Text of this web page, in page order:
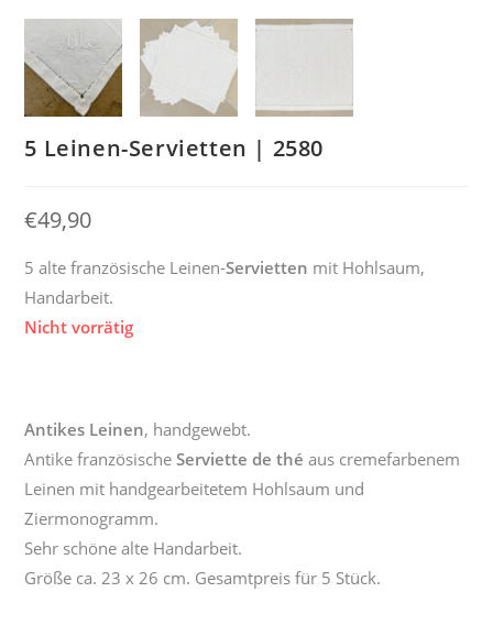
5 Leinen-Servietten | 2580
€49,90
5 alte französische Leinen-Servietten mit Hohlsaum,
Handarbeit.
Nicht vorrätig
Antikes Leinen, handgewebt.
Antike französischeServiette de thé aus cremefarbenem
Leinen mit handgearbeitetem Hohlsaum und
Ziermonogramm.
Sehr schöne alte Handarbeit.
Größe ca. 23 x 26 cm. Gesamtpreis für 5 Stück.